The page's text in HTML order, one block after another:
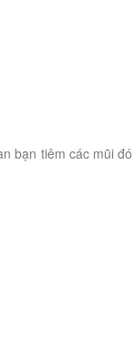
bạn tiêm các mũi đó